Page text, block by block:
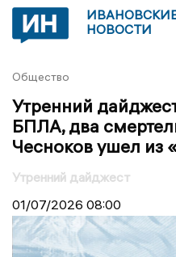
НОВОСТИ
Общество
Утренний
БПЛА, два
Чесноков ушел из
Утренний дайджест
01/07/2026 08:00